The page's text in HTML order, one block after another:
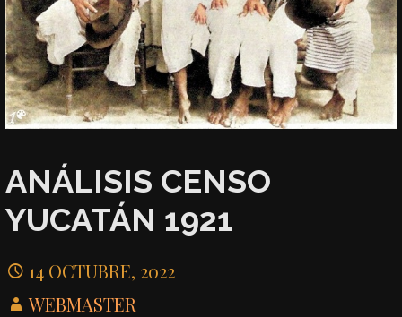
ANÁLISIS CENSO
YUCATÁN 1921
14 OCTUBRE, 2022
WEBMASTER